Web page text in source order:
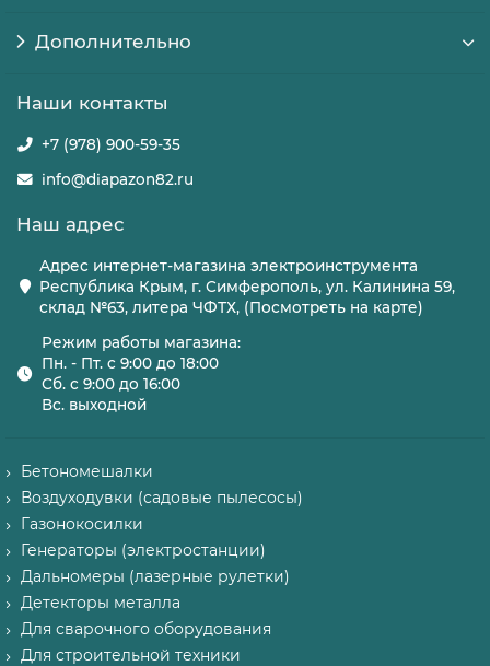
Дополнительно
Наши контакты
+7 (978) 900-59-35
info@diapazon82.ru
Наш адрес
Адрес интернет-магазина электроинструмента
Республика Крым, г. Симферополь, ул. Калинина 59,
склад №63, литера ЧФТХ, (Посмотреть на карте)
Режим работы магазина:
Пн. - Пт. с 9:00 до 18:00
Сб. с 9:00 до 16:00
Вс. выходной
Бетономешалки
Воздуходувки (садовые пылесосы)
Газонокосилки
Генераторы (электростанции)
Дальномеры (лазерные рулетки)
Детекторы металла
Для сварочного оборудования
Для строительной техники